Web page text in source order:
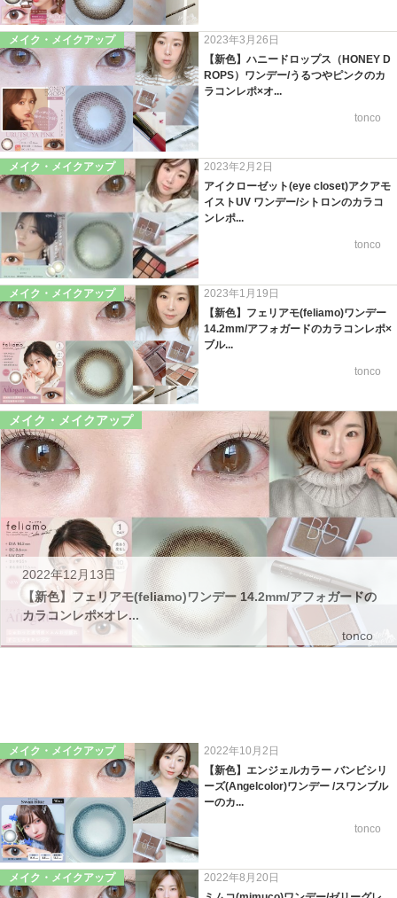
メイク・メイクアップ
2023年3月26日
【新色】ハニードロップス（HONEY D
ROPS）ワンデー/うるつやピンクのカ
ラコンレポ×オ...
tonco
メイク・メイクアップ
2023年2月2日
アイクローゼット(eye closet)アクアモ
イストUV ワンデー/シトロンのカラコ
ンレポ...
tonco
メイク・メイクアップ
2023年1月19日
【新色】フェリアモ(feliamo)ワンデー
14.2mm/アフォガードのカラコンレポ×
ブル...
tonco
メイク・メイクアップ
2022年12月13日
【新色】フェリアモ(feliamo)ワンデー 14.2mm/アフォガードの
カラコンレポ×オレ...
tonco
メイク・メイクアップ
2022年10月2日
【新色】エンジェルカラー バンビシリ
ーズ(Angelcolor)ワンデー /スワンブル
ーのカ...
tonco
メイク・メイクアップ
2022年8月20日